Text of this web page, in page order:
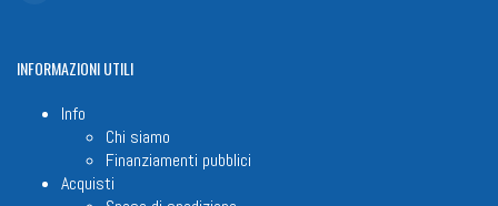
INFORMAZIONIUTILI
Info
Chi siamo
Finanziamenti pubblici
Acquisti